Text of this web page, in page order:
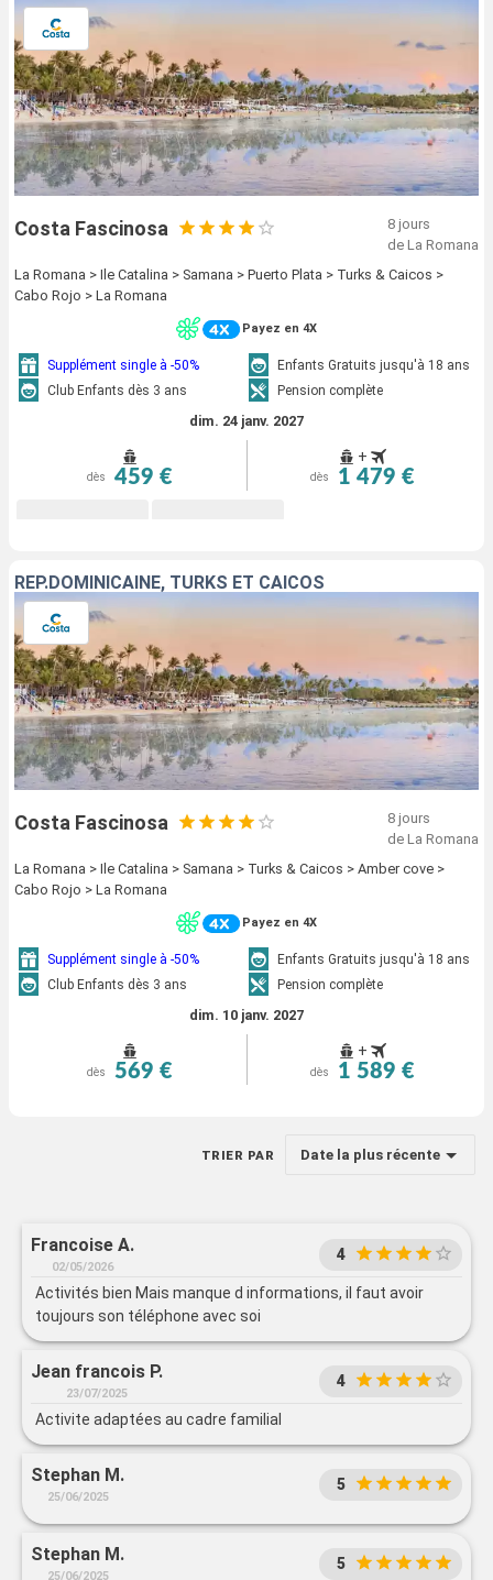
Costa Fascinosa
8 jours
de La Romana
La Romana > Ile Catalina > Samana > Puerto Plata > Turks & Caicos >
Cabo Rojo > La Romana
Payez en 4X
Supplément single à -50%
Enfants Gratuits jusqu'à 18 ans
Club Enfants dès 3 ans
Pension complète
dim. 24 janv. 2027
dès 459 €
+
dès 1 479 €
RÉP.DOMINICAINE, TURKS ET CAICOS
Costa Fascinosa
8 jours
de La Romana
La Romana > Ile Catalina > Samana > Turks & Caicos > Amber cove >
Cabo Rojo > La Romana
Payez en 4X
Supplément single à -50%
Enfants Gratuits jusqu'à 18 ans
Club Enfants dès 3 ans
Pension complète
dim. 10 janv. 2027
dès 569 €
+
dès 1 589 €
TRIER PAR Date la plus récente
Francoise A.
02/05/2026
4
Activités bien Mais manque d informations, il faut avoir
toujours son téléphone avec soi
Jean francois P.
23/07/2025
4
Activite adaptées au cadre familial
Stephan M.
25/06/2025
5
Stephan M.
25/06/2025
5